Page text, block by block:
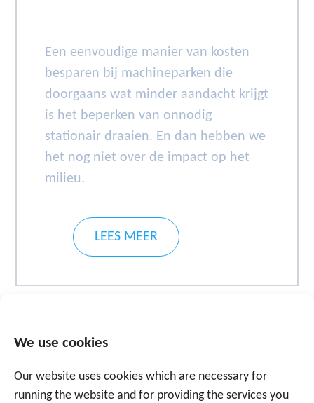
We use cookies
Our website uses cookies which are necessary for
running the website and for providing the services you
Een eenvoudige manier van kosten
besparen bij machineparken die
doorgaans wat minder aandacht krijgt
is het beperken van onnodig
stationair draaien. En dan hebben we
het nog niet over de impact op het
milieu.
LEES MEER